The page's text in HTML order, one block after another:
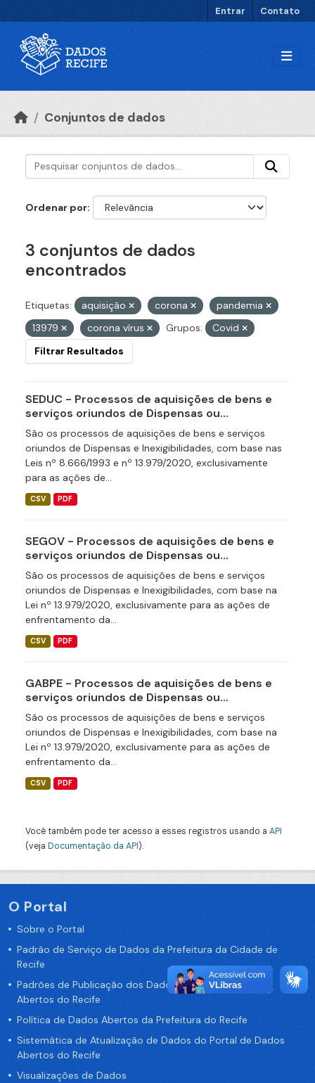
Entrar Contato
Conjuntos de dados
Ordenar por
3 conjuntos de dados
encontrados
Etiquetas: aquisição corona
pandemia
13979
corona vírus Grupos:
Covid
Filtrar Resultados
SEDUC - Processos de aquisições de bens e
serviços oriundos de Dispensas ou...
São os processos de aquisições de bens e serviços
oriundos de Dispensas e Inexigibilidades, com base nas
Leis nº 8.666/1993 e nº 13.979/2020, exclusivamente
para as ações de...
CSV PDF
SEGOV - Processos de aquisições de bens e
serviços oriundos de Dispensas ou...
São os processos de aquisições de bens e serviços
oriundos de Dispensas e Inexigibilidades, com base na
Lei nº 13.979/2020, exclusivamente para as ações de
enfrentamento da...
CSV PDF
GABPE - Processos de aquisições de bens e
serviços oriundos de Dispensas ou...
São os processos de aquisições de bens e serviços
oriundos de Dispensas e Inexigibilidades, com base na
Lei nº 13.979/2020, exclusivamente para as ações de
enfrentamento da...
CSV PDF
Você também pode ter acesso a esses registros usando a API
(veja Documentação da API).
O Portal
Sobre o Portal
Padrão de Serviço de Dados da Prefeitura da Cidade de
Recife
Padrões de Publicação dos Dados no Portal de Dados
Abertos do Recife
Política de Dados Abertos da Prefeitura do Recife
Sistemática de Atualização de Dados do Portal de Dados
Abertos do Recife
Visualizações de Dados